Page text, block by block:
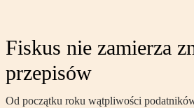
Fiskus nie zamierza
przepisów
Od początku roku wątpliwości